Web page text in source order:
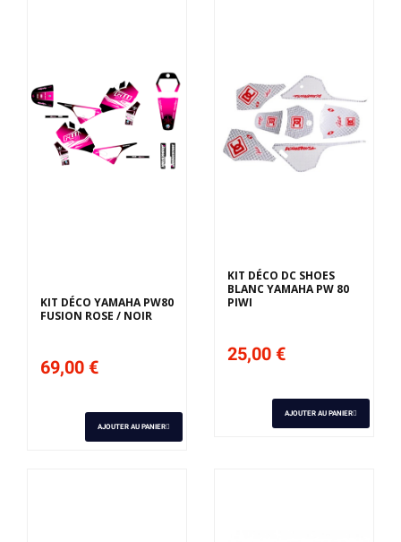
KIT DÉCO YAMAHA PW80
FUSION ROSE / NOIR
69,00 €
AJOUTER AU PANIER
KIT DÉCO DC SHOES
BLANC YAMAHA PW 80
PIWI
25,00 €
AJOUTER AU PANIER